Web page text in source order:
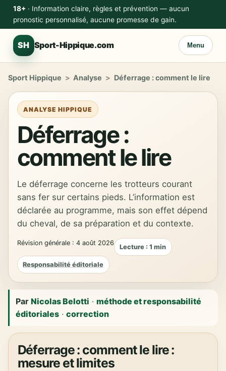
18+· Information claire, règles et prévention — aucun
pronostic personnalisé, aucune promesse de gain.
SH Sport-Hippique.com Menu
Sport Hippique > Analyse > Déferrage : comment le lire
ANALYSE HIPPIQUE
Déferrage :
comment le lire
Le déferrage concerne les trotteurs courant
sans fer sur certains pieds. L’information est
déclarée au programme, mais son effet dépend
du cheval, de sa préparation et du contexte.
Révision générale : 4 août 2026 Lecture : 1 min
Responsabilité éditoriale
ParNicolas Belotti ·méthode et responsabilité
éditoriales ·correction
Déferrage : comment le lire :
mesure et limites